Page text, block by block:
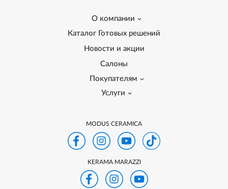
О компании
Каталог Готовых решений
Новости и акции
Салоны
Покупателям
Услуги
MODUS CERAMICA
KERAMA MARAZZI